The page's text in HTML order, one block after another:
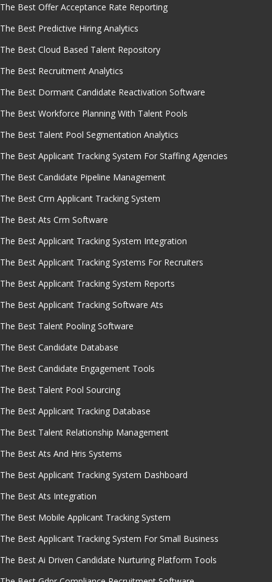
The Best Offer Acceptance Rate Reporting
The Best Predictive Hiring Analytics
The Best Cloud Based Talent Repository
The Best Recruitment Analytics
The Best Dormant Candidate Reactivation Software
The Best Workforce Planning With Talent Pools
The Best Talent Pool Segmentation Analytics
The Best Applicant Tracking System For Staffing Agencies
The Best Candidate Pipeline Management
The Best Crm Applicant Tracking System
The Best Ats Crm Software
The Best Applicant Tracking System Integration
The Best Applicant Tracking Systems For Recruiters
The Best Applicant Tracking System Reports
The Best Applicant Tracking Software Ats
The Best Talent Pooling Software
The Best Candidate Database
The Best Candidate Engagement Tools
The Best Talent Pool Sourcing
The Best Applicant Tracking Database
The Best Talent Relationship Management
The Best Ats And Hris Systems
The Best Applicant Tracking System Dashboard
The Best Ats Integration
The Best Mobile Applicant Tracking System
The Best Applicant Tracking System For Small Business
The Best Ai Driven Candidate Nurturing Platform Tools